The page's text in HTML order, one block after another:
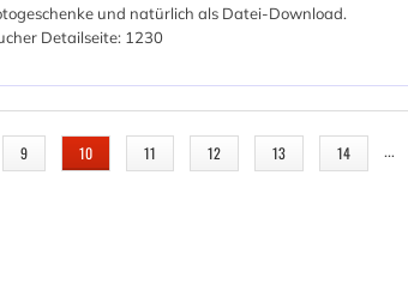
und natürlich als Datei-Download.
Detailseite: 1230
9 10 11 12 13 14 …